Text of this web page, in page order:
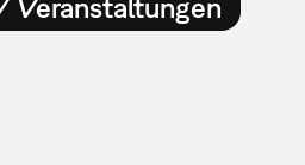
Veranstaltungen